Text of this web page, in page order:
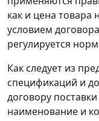
как и цена товара
условием
регулируется
Как следует из
спецификаций и
договору
наименование и